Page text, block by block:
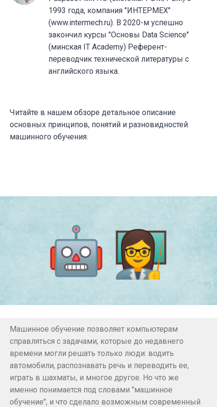
1993 года, компания "ИНТЕРМЕХ"
(www.intermech.ru). В 2020-м успешно
закончил курсы "Основы Data Science"
(минская IT Academy) Референт-
переводчик технической литературы с
английского языка.
Читайте в нашем обзоре детальное описание
основных принципов, понятий и разновидностей
машинного обучения.
Машинное обучение позволяет компьютерам
справляться с задачами, которые до недавнего
времени могли решать только люди: водить
автомобили, распознавать речь и переводить ее,
играть в шахматы, и многое другое. Но что же
именно понимается под словами "машинное
обучение", и что сделало возможным современный